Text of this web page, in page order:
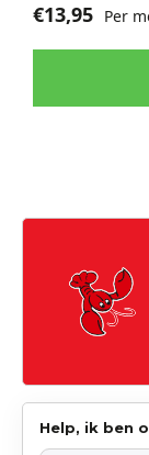
€13,95 Per
Help, ik ben